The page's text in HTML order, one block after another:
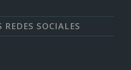
SOCIALES